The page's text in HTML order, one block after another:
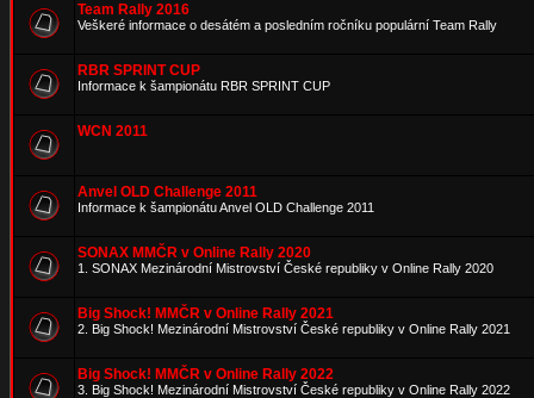
Team Rally 2016
Veškeré informace o desátém a posledním ročníku populární Team Rally
RBR SPRINT CUP
Informace k šampionátu RBR SPRINT CUP
WCN 2011
Anvel OLD Challenge 2011
Informace k šampionátu Anvel OLD Challenge 2011
SONAX MMČR v Online Rally 2020
1. SONAX Mezinárodní Mistrovství České republiky v Online Rally 2020
Big Shock! MMČR v Online Rally 2021
2. Big Shock! Mezinárodní Mistrovství České republiky v Online Rally 2021
Big Shock! MMČR v Online Rally 2022
3. Big Shock! Mezinárodní Mistrovství České republiky v Online Rally 2022